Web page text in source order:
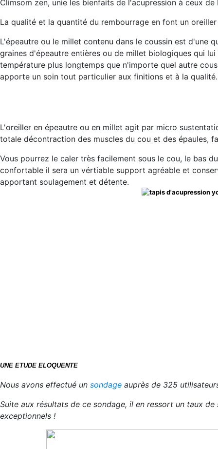
Climsom zen, unie les bienfaits de l'acupression à ceux
La qualité et la quantité du rembourrage en font un
L'épeautre ou le millet contenu dans le coussin est d'une
graines d'épeautre entières ou de millet biologiques qui
température plus longtemps que n'importe quel autre
apporte un soin tout particulier aux finitions et à la qualité.
L'oreiller en épeautre ou en millet agit par micro
totale décontraction des muscles du cou et des épaules,
Vous pourrez le caler très facilement sous le cou, le bas
confortable il sera un vértiable support agréable et
apportant soulagement et détente.
UNE ETUDE ELOQUENTE
Nous avons effectué un sondage auprès de 325
Suite aux résultats de ce sondage, il en ressort un taux
exceptionnels !